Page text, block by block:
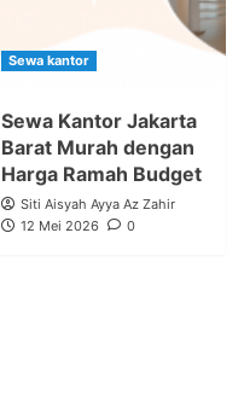
Sewa kantor
Sewa Kantor Jakarta
Barat Murah dengan
Harga Ramah Budget
Siti Aisyah Ayya Az Zahir
12 Mei 2026
0